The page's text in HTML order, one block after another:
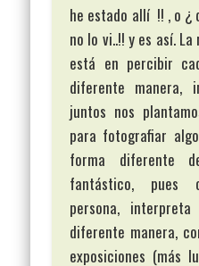
he estado allí !! , o ¿
no lo vi..!! y es así.
está en percibir
diferente manera,
juntos nos
para fotografiar
forma diferente
fantástico, pues
persona,
diferente manera,
exposiciones (más